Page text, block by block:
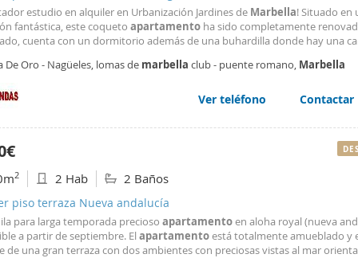
estudio en alquiler en Urbanización Jardines de Marbella! Situado en
fantástica, este coqueto apartamento ha sido completamente
cuenta con un dormitorio además de una buhardilla donde hay una
también dispone de garaje exterior aunque no
De Oro - Nagüeles, lomas de marbella club - puente romano, Marbella
Ver teléfono Contactar
2 2 Hab 2 Baños
piso terraza Nueva andalucía
para larga temporada precioso apartamentoen aloha royal (nueva
a partir de septiembre. El apartamentoestá totalmente amueblado y
de una gran terraza con dos ambientes con preciosas vistas al mar